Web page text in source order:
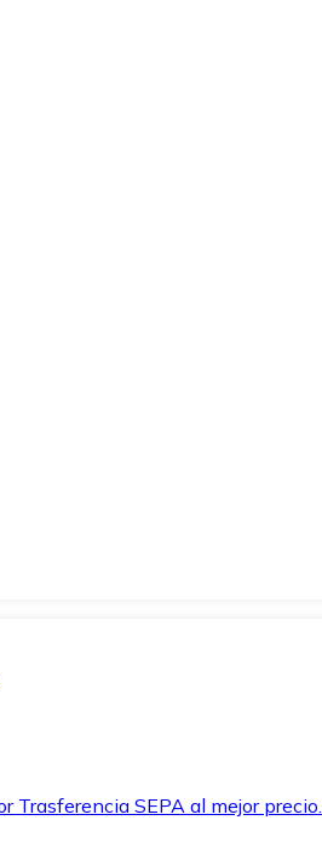
Trasferencia SEPA al mejor precio.